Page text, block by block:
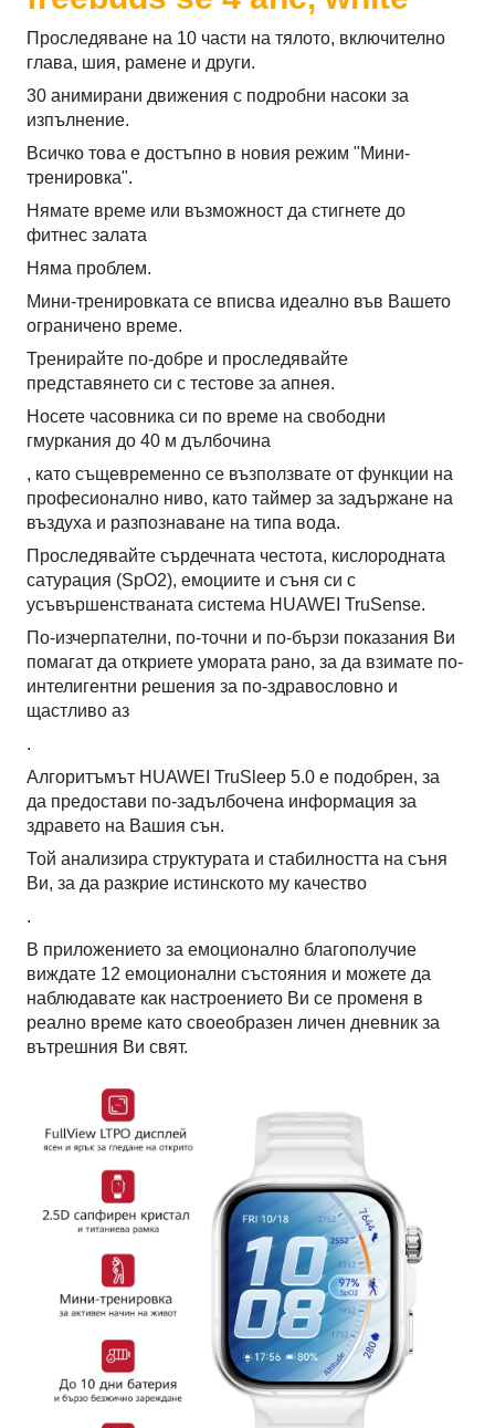
Проследяване на 10 части на тялото, включително
глава, шия, рамене и други.
30 анимирани движения с подробни насоки за
изпълнение.
Всичко това е достъпно в новия режим "Мини-
тренировка".
Нямате време или възможност да стигнете до
фитнес залата
Няма проблем.
Мини-тренировката се вписва идеално във Вашето
ограничено време.
Тренирайте по-добре и проследявайте
представянето си с тестове за апнея.
Носете часовника си по време на свободни
гмуркания до 40 м дълбочина
, като същевременно се възползвате от функции на
професионално ниво, като таймер за задържане на
въздуха и разпознаване на типа вода.
Проследявайте сърдечната честота, кислородната
сатурация (SpO2), емоциите и съня си с
усъвършенстваната система HUAWEI TruSense.
По-изчерпателни, по-точни и по-бързи показания Ви
помагат да откриете умората рано, за да взимате по-
интелигентни решения за по-здравословно и
щастливо аз
.
Алгоритъмът HUAWEI TruSleep 5.0 е подобрен, за
да предостави по-задълбочена информация за
здравето на Вашия сън.
Той анализира структурата и стабилността на съня
Ви, за да разкрие истинското му качество
.
В приложението за емоционално благополучие
виждате 12 емоционални състояния и можете да
наблюдавате как настроението Ви се променя в
реално време като своеобразен личен дневник за
вътрешния Ви свят.